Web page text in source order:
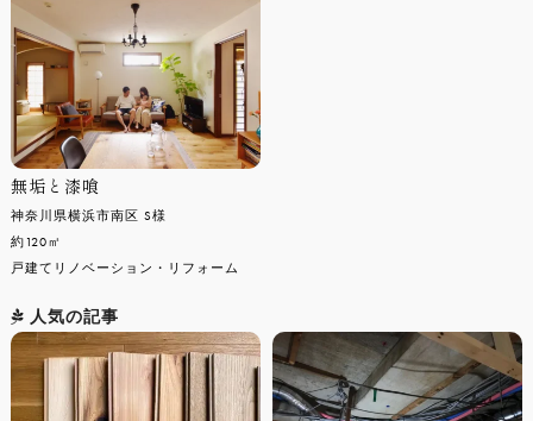
無垢と漆喰
神奈川県横浜市南区 S様
約120㎡
戸建てリノベーション・リフォーム
人気の記事